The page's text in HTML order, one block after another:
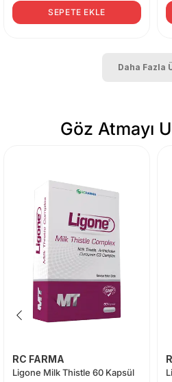
SEPETE EKLE
Daha Fazla
Göz Atmayı
RC FARMA
Ligone Milk Thistle 60 Kapsül